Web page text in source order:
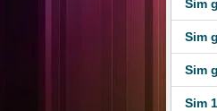
Sim
Sim
Sim
Sim